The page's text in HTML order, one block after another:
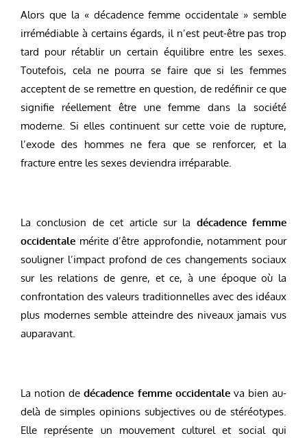
Alors que la « décadence femme occidentale » semble
irrémédiable à certains égards, il n’est peut-être pas trop
tard pour rétablir un certain équilibre entre les sexes.
Toutefois, cela ne pourra se faire que si les femmes
acceptent de se remettre en question, de redéfinir ce que
signifie réellement être une femme dans la société
moderne. Si elles continuent sur cette voie de rupture,
l’exode des hommes ne fera que se renforcer, et la
fracture entre les sexes deviendra irréparable.
La conclusion de cet article sur la décadence femme
occidentale mérite d’être approfondie, notamment pour
souligner l’impact profond de ces changements sociaux
sur les relations de genre, et ce, à une époque où la
confrontation des valeurs traditionnelles avec des idéaux
plus modernes semble atteindre des niveaux jamais vus
auparavant.
La notion dedécadence femme occidentaleva bien au-
delà de simples opinions subjectives ou de stéréotypes.
Elle représente un mouvement culturel et social qui